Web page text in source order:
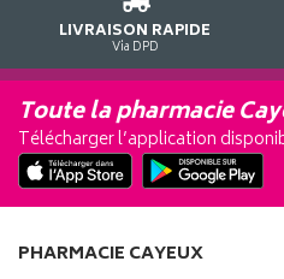
LIVRAISON RAPIDE
Via DPD
Toute la pharmacie
Télécharger l’application
PHARMACIE CAYEUX